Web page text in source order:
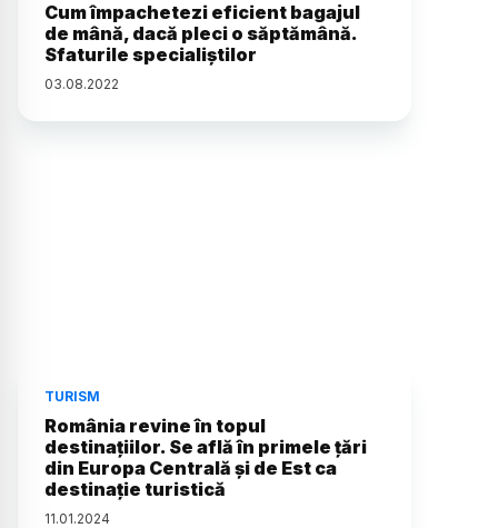
Cum împachetezi eficient bagajul
de mână, dacă pleci o săptămână.
Sfaturile specialiștilor
03.08.2022
TURISM
România revine în topul
destinațiilor. Se află în primele țări
din Europa Centrală și de Est ca
destinație turistică
11.01.2024